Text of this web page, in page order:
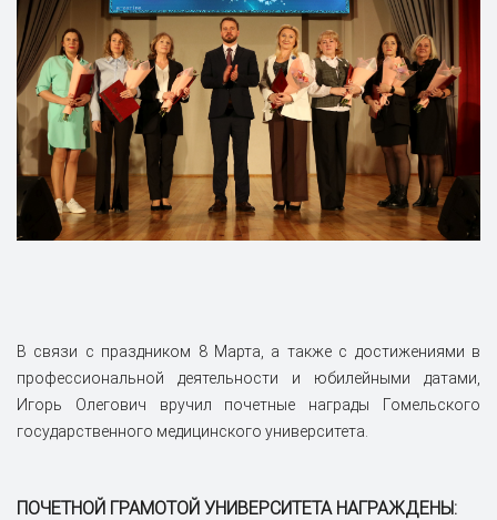
В связи с праздником 8 Марта, а также с достижениями в
профессиональной деятельности и юбилейными датами,
Игорь Олегович вручил почетные награды Гомельского
государственного медицинского университета.
ПОЧЕТНОЙ ГРАМОТОЙ УНИВЕРСИТЕТА НАГРАЖДЕНЫ: